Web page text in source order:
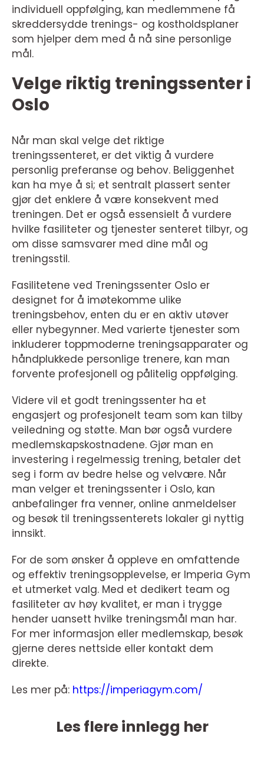
individuell oppfølging, kan medlemmene få
skreddersydde trenings- og kostholdsplaner
som hjelper dem med å nå sine personlige
mål.
Velge riktig treningssenter i
Oslo
Når man skal velge det riktige
treningssenteret, er det viktig å vurdere
personlig preferanse og behov. Beliggenhet
kan ha mye å si; et sentralt plassert senter
gjør det enklere å være konsekvent med
treningen. Det er også essensielt å vurdere
hvilke fasiliteter og tjenester senteret tilbyr, og
om disse samsvarer med dine mål og
treningsstil.
Fasilitetene ved Treningssenter Oslo er
designet for å imøtekomme ulike
treningsbehov, enten du er en aktiv utøver
eller nybegynner. Med varierte tjenester som
inkluderer toppmoderne treningsapparater og
håndplukkede personlige trenere, kan man
forvente profesjonell og pålitelig oppfølging.
Videre vil et godt treningssenter ha et
engasjert og profesjonelt team som kan tilby
veiledning og støtte. Man bør også vurdere
medlemskapskostnadene. Gjør man en
investering i regelmessig trening, betaler det
seg i form av bedre helse og velvære. Når
man velger et treningssenter i Oslo, kan
anbefalinger fra venner, online anmeldelser
og besøk til treningssenterets lokaler gi nyttig
innsikt.
For de som ønsker å oppleve en omfattende
og effektiv treningsopplevelse, er Imperia Gym
et utmerket valg. Med et dedikert team og
fasiliteter av høy kvalitet, er man i trygge
hender uansett hvilke treningsmål man har.
For mer informasjon eller medlemskap, besøk
gjerne deres nettside eller kontakt dem
direkte.
Les mer på: https://imperiagym.com/
Les flere innlegg her